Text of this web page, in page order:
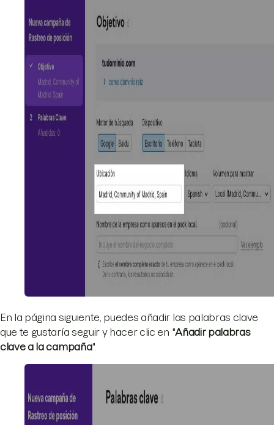
En la página siguiente, puedes añadir las palabras clave
que te gustaría seguir y hacer clic en "Añadir palabras
clave a la campaña".